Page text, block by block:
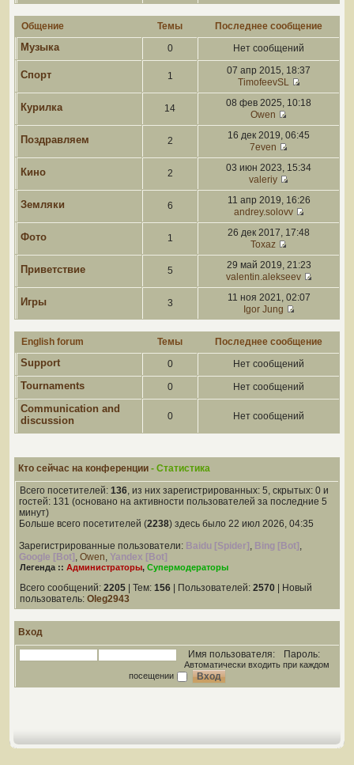
Общение Темы Последнее сообщение
Музыка 0 Нет сообщений
Спорт 1
07 апр 2015, 18:37
TimofeevSL
Курилка 14
08 фев 2025, 10:18
Owen
Поздравляем 2
16 дек 2019, 06:45
7even
Кино 2
03 июн 2023, 15:34
valeriy
Земляки 6
11 апр 2019, 16:26
andrey.solovv
Фото 1
26 дек 2017, 17:48
Toxaz
Приветствие 5
29 май 2019, 21:23
valentin.alekseev
Игры 3
11 ноя 2021, 02:07
Igor Jung
English forum Темы Последнее сообщение
Support 0 Нет сообщений
Tournaments 0 Нет сообщений
Communication and
discussion
0 Нет сообщений
Кто сейчас на конференции - Статистика
Всего посетителей: 136, из них зарегистрированных: 5, скрытых: 0 и
гостей: 131 (основано на активности пользователей за последние 5
минут)
Больше всего посетителей (2238) здесь было 22 июл 2026, 04:35
Зарегистрированные пользователи: Baidu [Spider] , Bing [Bot] ,
Google [Bot] , Owen, Yandex [Bot]
Легенда :: Администраторы, Супермодераторы
Всего сообщений: 2205 | Тем: 156 | Пользователей: 2570 | Новый
пользователь: Oleg2943
Вход
Имя пользователя:
Пароль:
Автоматически входить при каждом
посещении